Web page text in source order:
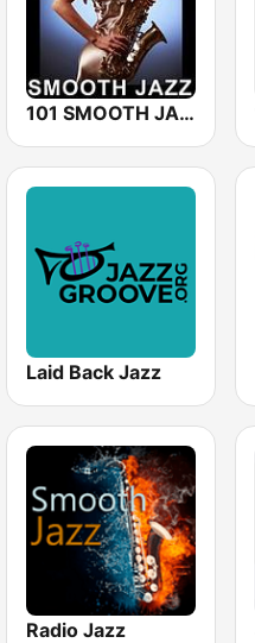
101 SMOOTH JAZZ
Laid Back Jazz
Radio Jazz